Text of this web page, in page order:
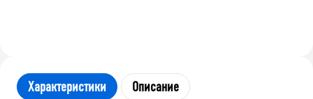
Характеристики Описание